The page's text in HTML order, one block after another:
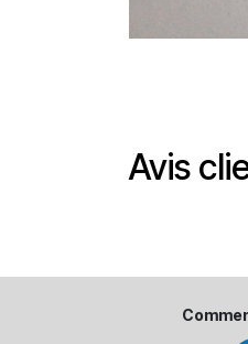
Avis